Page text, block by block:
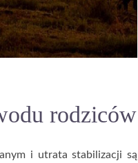
rodziców
i utrata stabilizacji są